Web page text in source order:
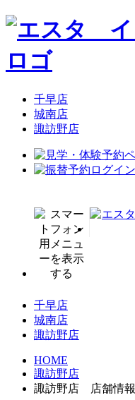
千早店
城南店
諏訪野店
千早店
城南店
諏訪野店
HOME
諏訪野店
諏訪野店 店舗情報